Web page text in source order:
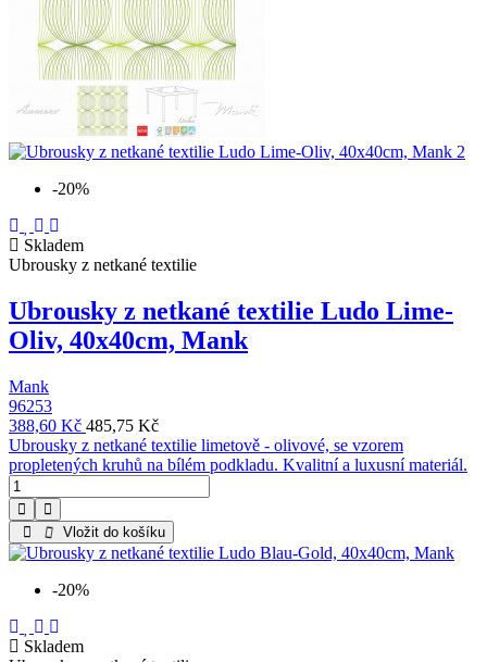
-20%
Skladem
Ubrousky z netkané textilie
Ubrousky z netkané textilie Ludo Lime-
Oliv, 40x40cm, Mank
Mank
96253
388,60 Kč 485,75 Kč
Ubrousky z netkané textilie limetově - olivové, se vzorem
propletených kruhů na bílém podkladu. Kvalitní a luxusní materiál.
Vložit do košíku
-20%
Skladem